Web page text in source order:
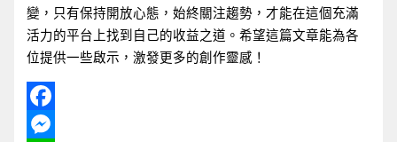
變，只有保持開放心態，始終關注趨勢，才能在這個充滿
活力的平台上找到自己的收益之道。希望這篇文章能為各
位提供一些啟示，激發更多的創作靈感！
Facebook